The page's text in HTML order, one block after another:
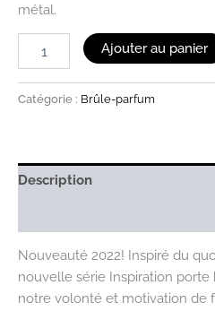
métal.
Ajouter au panier
Catégorie : Brûle-parfum
Description
Nouveauté 2022! Inspiré du
nouvelle série Inspiration porte
notre volonté et motivation de